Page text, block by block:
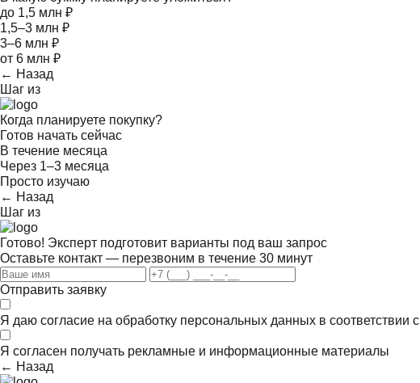
до 1,5 млн ₽
1,5–3 млн ₽
3–6 млн ₽
от 6 млн ₽
← Назад
Шаг из
Когда планируете покупку?
Готов начать сейчас
В течение месяца
Через 1–3 месяца
Просто изучаю
← Назад
Шаг из
Готово! Эксперт подготовит варианты под ваш запрос
Оставьте контакт — перезвоним в течение 30 минут
Отправить заявку
Я даю согласие на обработку персональных данных в соответствии с
Я согласен получать рекламные и информационные материалы
← Назад